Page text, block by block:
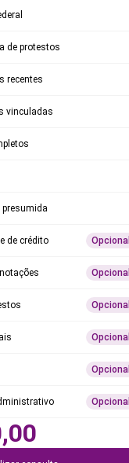
de protestos
recentes
vinculadas
de crédito Opcional
Opcional
Opcional
Opcional
Opcional
Opcional